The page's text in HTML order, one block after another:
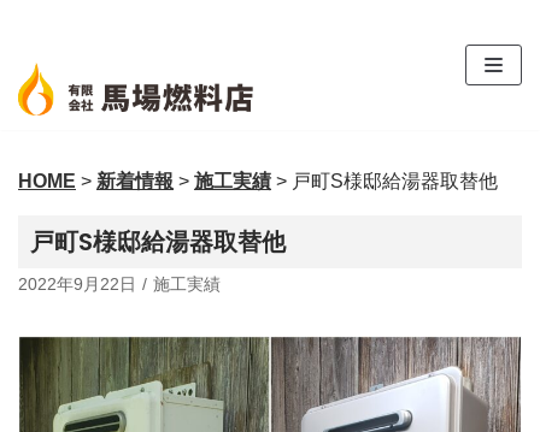
ン
テ
ン
へ
キ
ッ
HOME > 新着情報 > 施工実績 > 戸町S様邸給湯器取替他
戸町S様邸給湯器取替他
2022年9月22日 施工実績